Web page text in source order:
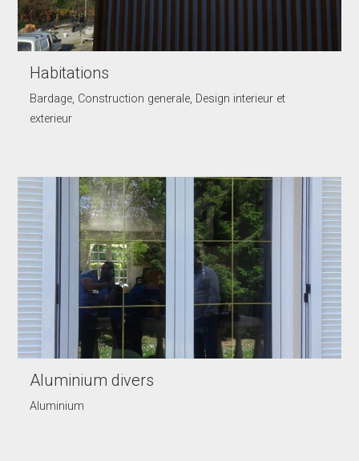
Habitations
Bardage, Construction generale, Design interieur et
exterieur
Aluminium divers
Aluminium